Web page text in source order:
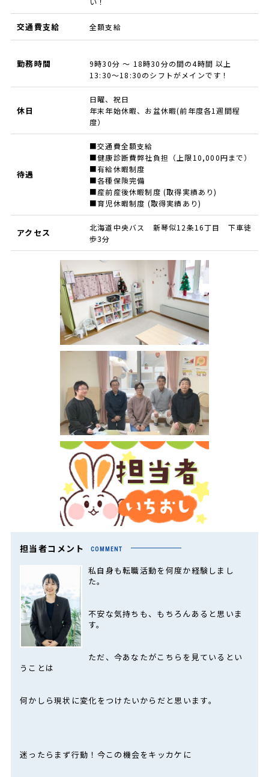
交通費支給 全額支給
勤務時間
9時30分 ～ 18時30分の間の4時間 以上
13:30～18:30のシフトがメインです！
休日
日曜、祝日
年末年始休暇、お盆休暇(前年度各1週間程
度）
待遇
■交通費全額支給
■健康診断費弊社負担（上限10,000円まで）
■有給休暇制度
■各種保険完備
■産前産後休暇制度 (取得実績あり)
■育児休暇制度 (取得実績あり)
アクセス
北海道中央バス 新琴似12条16丁目 下車徒
歩3分
担当者コメント COMMENT
私自身も転職活動を何度か経験しまし
た。
不安な気持ちも、もちろんあると思いま
す。
ただ、今あなたがこちらを見ているとい
うことは
何かしら現状に変化をつけたいからだと思います。
迷ったらまず行動！今この機会をキッカケに